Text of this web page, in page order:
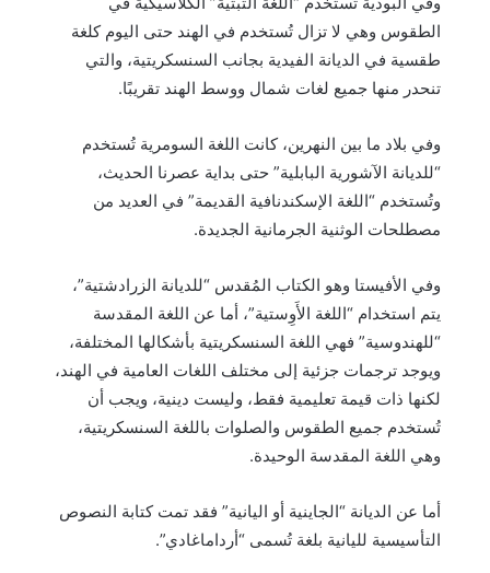
الطقوس وهي لا تزال تُستخدم في الهند حتى اليوم كلغة
طقسية في الديانة الفيدية بجانب السنسكريتية، والتي
تنحدر منها جميع لغات شمال ووسط الهند تقريبًا.
وفي بلاد ما بين النهرين، كانت اللغة السومرية تُستخدم
“للديانة الآشورية البابلية” حتى بداية عصرنا الحديث،
وتُستخدم “اللغة الإسكندنافية القديمة” في العديد من
مصطلحات الوثنية الجرمانية الجديدة.
وفي الأفيستا وهو الكتاب المُقدس “للديانة الزرادشتية”،
يتم استخدام “اللغة الأَوِستية”، أما عن اللغة المقدسة
“للهندوسية” فهي اللغة السنسكريتية بأشكالها المختلفة،
ويوجد ترجمات جزئية إلى مختلف اللغات العامية في الهند،
لكنها ذات قيمة تعليمية فقط، وليست دينية، ويجب أن
تُستخدم جميع الطقوس والصلوات باللغة السنسكريتية،
وهي اللغة المقدسة الوحيدة.
أما عن الديانة “الجاينية أو اليانية” فقد تمت كتابة النصوص
التأسيسية لليانية بلغة تُسمى “أرداماغادي”.